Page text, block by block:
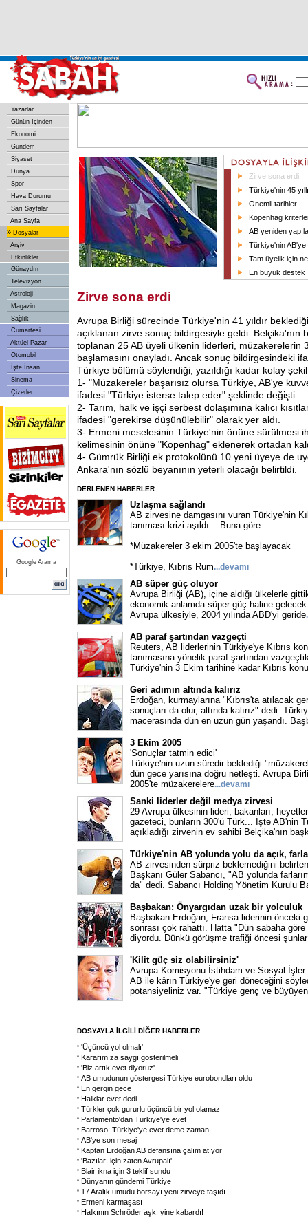
Yazarlar
Günün İçinden
Ekonomi
Gündem
Siyaset
Dünya
Spor
Hava Durumu
Sarı Sayfalar
Ana Sayfa
» Dosyalar
Arşiv
Etkinlikler
Günaydın
Televizyon
Astroloji
Magazin
Sağlık
Cumartesi
Aktüel Pazar
Otomobil
İşte İnsan
Sinema
Çizerler
Google Arama
Zirve sona erdi
Türkiye'nin 45
Önemli tarihler
Kopenhag
AB yeniden
Türkiye'nin
Tam üyelik için
En büyük destek
Zirve sona erdi
Avrupa Birliği sürecinde Türkiye'nin 41 yıldır
açıklanan zirve sonuç bildirgesiyle geldi. Belçika'nın
toplanan 25 AB üyeli ülkenin liderleri, müzakerelerin
başlamasını onayladı. Ancak sonuç bildirgesindeki
Türkiye bölümü söylendiği, yazıldığı kadar kolay
1- "Müzakereler başarısız olursa Türkiye, AB'ye
ifadesi "Türkiye isterse talep eder" şeklinde değişti.
2- Tarım, halk ve işçi serbest dolaşımına kalıcı
ifadesi "gerekirse düşünülebilir" olarak yer aldı.
3- Ermeni meselesinin Türkiye'nin önüne sürülmesi
kelimesinin önüne "Kopenhag" eklenerek ortadan
4- Gümrük Birliği ek protokolünü 10 yeni üyeye de
Ankara'nın sözlü beyanının yeterli olacağı belirtildi.
DERLENEN HABERLER
Uzlaşma sağlandı
AB zirvesine damgasını vuran Türkiye'nin
tanıması krizi aşıldı. . Buna göre:
*Müzakereler 3 ekim 2005'te başlayacak
*Türkiye, Kıbrıs Rum...devamı
AB süper güç oluyor
Avrupa Birliği (AB), içine aldığı ülkelerle
ekonomik anlamda süper güç haline
Avrupa ülkesiyle, 2004 yılında ABD'yi geride
AB paraf şartından vazgeçti
Reuters, AB liderlerinin Türkiye'ye Kıbrıs
tanımasına yönelik paraf şartından
Türkiye'nin 3 Ekim tarihine kadar Kıbrıs
Geri adımın altında kalırız
Erdoğan, kurmaylarına "Kıbrıs'ta atılacak
sonuçları da olur, altında kalırız" dedi.
macerasında dün en uzun gün yaşandı.
3 Ekim 2005
'Sonuçlar tatmin edici'
Türkiye'nin uzun süredir beklediği
dün gece yarısına doğru netleşti. Avrupa
2005'te müzakerelere...devamı
Sanki liderler değil medya zirvesi
29 Avrupa ülkesinin lideri, bakanları,
gazeteci, bunların 300'ü Türk... İşte AB'nin
açıkladığı zirvenin ev sahibi Belçika'nın
Türkiye'nin AB yolunda yolu da açık,
AB zirvesinden sürpriz beklemediğini
Başkanı Güler Sabancı, "AB yolunda
da" dedi. Sabancı Holding Yönetim Kurulu
Başbakan: Önyargıdan uzak bir yolculuk
Başbakan Erdoğan, Fransa liderinin önceki
sonrası çok rahattı. Hatta "Dün sabaha
diyordu. Dünkü görüşme trafiği öncesi
'Kilit güç siz olabilirsiniz'
Avrupa Komisyonu İstihdam ve Sosyal İşler
AB ile kârın Türkiye'ye geri döneceğini
potansiyeliniz var. "Türkiye genç ve
DOSYAYLA İLGİLİ DİĞER HABERLER
'Üçüncü yol olmalı'
Kararımıza saygı gösterilmeli
'Biz artık evet diyoruz'
AB umudunun göstergesi Türkiye eurobondları oldu
En gergin gece
Halklar evet dedi ...
Türkler çok gururlu üçüncü bir yol olamaz
Parlamento'dan Türkiye'ye evet
Barroso: Türkiye'ye evet deme zamanı
AB'ye son mesaj
Kaptan Erdoğan AB defansına çalım atıyor
'Bazıları için zaten Avrupalı'
Blair ikna için 3 teklif sundu
Dünyanın gündemi Türkiye
17 Aralık umudu borsayı yeni zirveye taşıdı
Ermeni karmaşası
Halkının Schröder aşkı yine kabardı!